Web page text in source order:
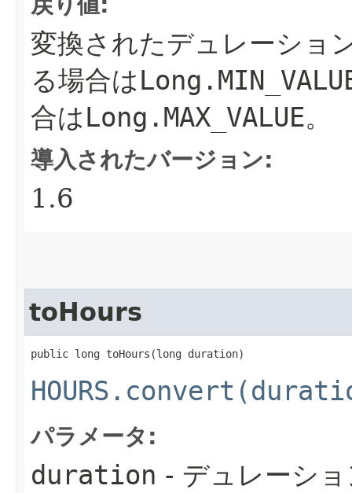
変換されたデュレーショ
る場合は
合はLong.MAX_VALUE。
導入されたバージョン:
1.6
toHours
public long toHours​(long duration)
パラメータ:
duration - デュレーシ